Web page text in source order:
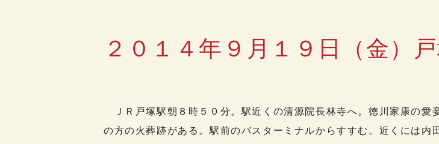
２０１４年９月１９日（金）
ＪＲ戸塚駅朝８時５０分。駅近くの清源院長林寺へ。徳川家康の愛
の方の火葬跡がある。駅前のバスターミナルからすすむ。近くには内